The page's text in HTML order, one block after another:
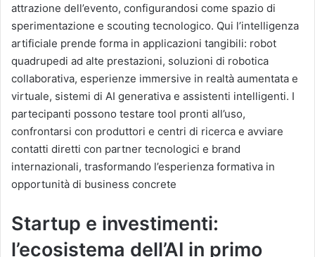
attrazione dell’evento, configurandosi come spazio di
sperimentazione e scouting tecnologico. Qui l’intelligenza
artificiale prende forma in applicazioni tangibili: robot
quadrupedi ad alte prestazioni, soluzioni di robotica
collaborativa, esperienze immersive in realtà aumentata e
virtuale, sistemi di AI generativa e assistenti intelligenti. I
partecipanti possono testare tool pronti all’uso,
confrontarsi con produttori e centri di ricerca e avviare
contatti diretti con partner tecnologici e brand
internazionali, trasformando l’esperienza formativa in
opportunità di business concrete
Startup e investimenti:
l’ecosistema dell’AI in primo